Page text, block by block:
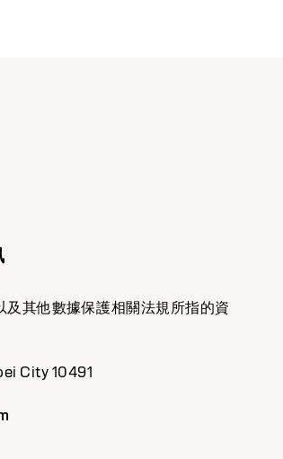
其他數據保護相關法規所指的資
City 10491